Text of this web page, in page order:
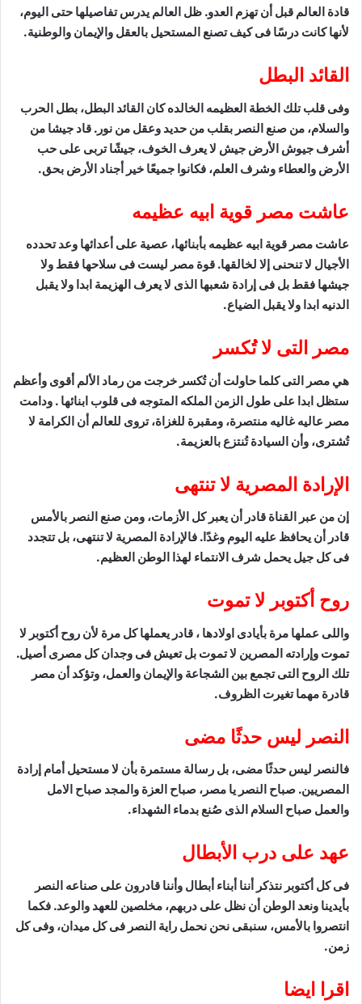
قادة العالم قبل أن تهزم العدو. ظل العالم يدرس تفاصيلها حتى اليوم،
لأنها كانت درسًا فى كيف تصنع المستحيل بالعقل والإيمان والوطنية.
القائد البطل
وفى قلب تلك الخطة العظيمه الخالده كان القائد البطل، بطل الحرب
والسلام، من صنع النصر بقلب من حديد وعقل من نور. قاد جيشا من
أشرف جيوش الأرض جيش لا يعرف الخوف، جيشًا تربى على حب
الأرض والعطاء وشرف العلم، فكانوا جميعًا خير أجناد الأرض بحق.
عاشت مصر قوية ابيه عظيمه
عاشت مصر قوية ابيه عظيمه بأبنائها، عصية على أعدائها وعد تحدده
الأجيال لا تنحنى إلا لخالقها. قوة مصر ليست فى سلاحها فقط ولا
جيشها فقط بل فى إرادة شعبها الذى لا يعرف الهزيمة ابدا ولا يقبل
الدنيه ابدا ولا يقبل الضياع.
مصر التى لا تُكسر
هي مصر التى كلما حاولت أن تُكسر خرجت من رماد الألم أقوى وأعظم
ستظل ابدا على طول الزمن الملكه المتوجه فى قلوب ابنائها . ودامت
مصر عاليه غاليه منتصرة، ومقبرة للغزاة، تروى للعالم أن الكرامة لا
تُشترى، وأن السيادة تُنتزع بالعزيمة.
الإرادة المصرية لا تنتهى
إن من عبر القناة قادر أن يعبر كل الأزمات، ومن صنع النصر بالأمس
قادر أن يحافظ عليه اليوم وغدًا. فالإرادة المصرية لا تنتهى، بل تتجدد
فى كل جيل يحمل شرف الانتماء لهذا الوطن العظيم.
روح أكتوبر لا تموت
واللى عملها مرة بأيادى اولادها ، قادر يعملها كل مرة لأن روح أكتوبر لا
تموت وإرادته المصرين لا تموت بل تعيش فى وجدان كل مصرى أصيل.
تلك الروح التى تجمع بين الشجاعة والإيمان والعمل، وتؤكد أن مصر
قادرة مهما تغيرت الظروف.
النصر ليس حدثًا مضى
فالنصر ليس حدثًا مضى، بل رسالة مستمرة بأن لا مستحيل أمام إرادة
المصريين. صباح النصر يا مصر، صباح العزة والمجد صباح الامل
والعمل صباح السلام الذى صُنع بدماء الشهداء.
عهد على درب الأبطال
فى كل أكتوبر نتذكر أننا أبناء أبطال وأننا قادرون على صناعه النصر
بأيدينا ونعد الوطن أن نظل على دربهم، مخلصين للعهد والوعد. فكما
انتصروا بالأمس، سنبقى نحن نحمل راية النصر فى كل ميدان، وفى كل
زمن.
اقرا ايضا